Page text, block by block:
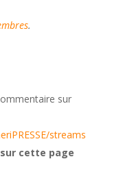
.
sur
streams
cette page